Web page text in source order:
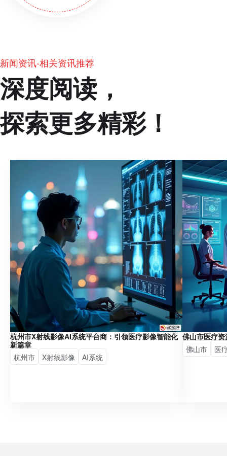
新闻资讯-相关资讯推荐
深度阅读，
探索更多精彩！
杭州市X射线影像AI系统平台商：引领医疗影像智能化
新篇章
杭州市
X射线影像 AI系统
佛山市医疗
佛山市
医